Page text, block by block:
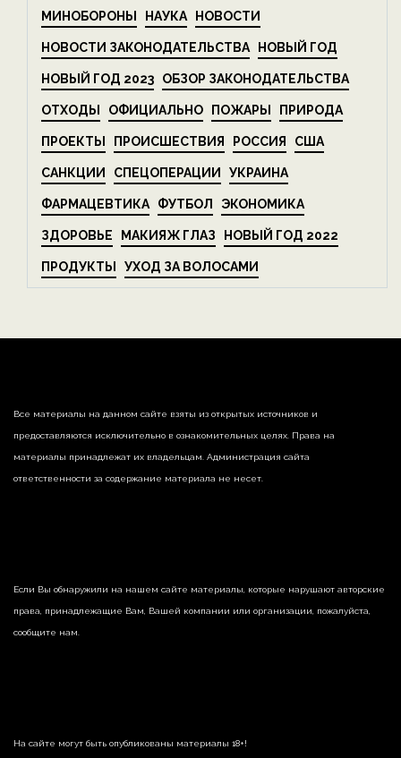
МИНОБОРОНЫ НАУКА НОВОСТИ
НОВОСТИ ЗАКОНОДАТЕЛЬСТВА НОВЫЙ ГОД
НОВЫЙ ГОД 2023 ОБЗОР ЗАКОНОДАТЕЛЬСТВА
ОТХОДЫ ОФИЦИАЛЬНО ПОЖАРЫ ПРИРОДА
ПРОЕКТЫ ПРОИСШЕСТВИЯ РОССИЯ США
САНКЦИИ СПЕЦОПЕРАЦИИ УКРАИНА
ФАРМАЦЕВТИКА ФУТБОЛ ЭКОНОМИКА
ЗДОРОВЬЕ МАКИЯЖ ГЛАЗ НОВЫЙ ГОД 2022
ПРОДУКТЫ УХОД ЗА ВОЛОСАМИ
Все материалы на данном сайте взяты из открытых источников и
предоставляются исключительно в ознакомительных целях. Права на
материалы принадлежат их владельцам. Администрация сайта
ответственности за содержание материала не несет.
Если Вы обнаружили на нашем сайте материалы, которые нарушают авторские
права, принадлежащие Вам, Вашей компании или организации, пожалуйста,
сообщите нам.
На сайте могут быть опубликованы материалы 18+!